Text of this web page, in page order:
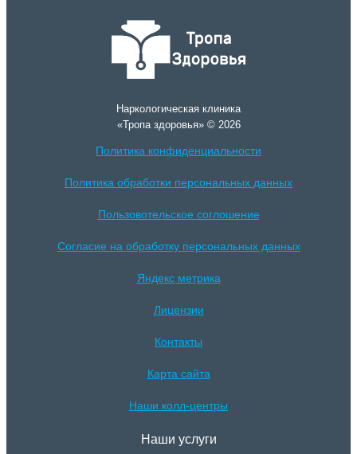
Наркологическая клиника
«Тропа здоровья» © 2026
Политика конфиденциальности
Политика обработки персональных данных
Пользовотельское соглошение
Согласие на обработку персональных данных
Яндекс метрика
Лицензии
Контакты
Карта сайта
Наши колл-центры
Наши услуги